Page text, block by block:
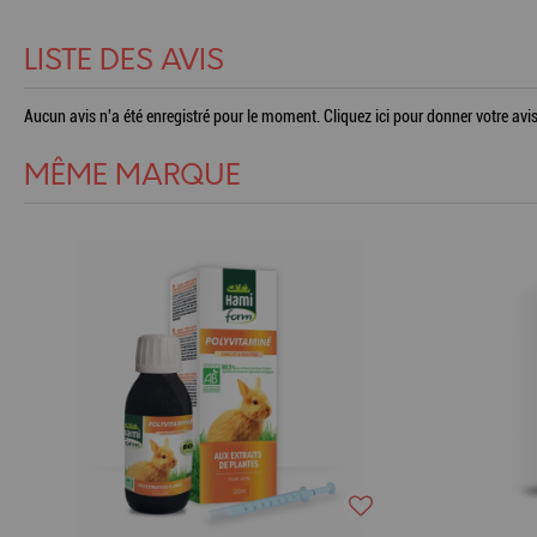
LISTE DES AVIS
Aucun avis n'a été enregistré pour le moment.Cliquez ici pour donner votre
MÊME MARQUE